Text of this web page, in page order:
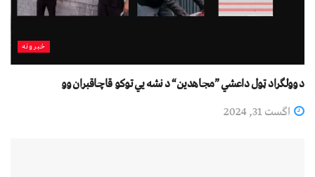
خبرونه
د وولګراد ټول داعشي ”مجاهدین“ د نشه يي توکو قاچاقبران وو
اگست 31, 2024